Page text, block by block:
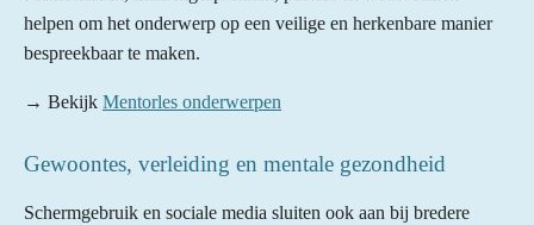
helpen om het onderwerp op een veilige en herkenbare manier
bespreekbaar te maken.
→ Bekijk Mentorles onderwerpen
Gewoontes, verleiding en mentale gezondheid
Schermgebruik en sociale media sluiten ook aan bij bredere